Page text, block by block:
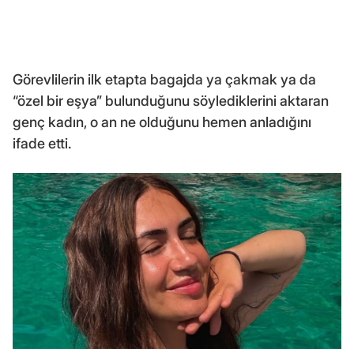
Görevlilerin ilk etapta bagajda ya çakmak ya da
“özel bir eşya” bulunduğunu söylediklerini aktaran
genç kadın, o an ne olduğunu hemen anladığını
ifade etti.